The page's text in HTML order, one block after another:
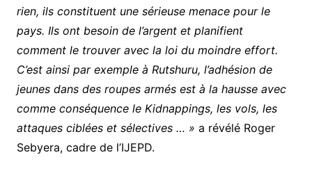
rien, ils constituent une sérieuse menace pour le
pays. Ils ont besoin de l’argent et planifient
comment le trouver avec la loi du moindre effort.
C’est ainsi par exemple à Rutshuru, l’adhésion de
jeunes dans des roupes armés est à la hausse avec
comme conséquence le Kidnappings, les vols, les
attaques ciblées et sélectives … » a révélé Roger
Sebyera, cadre de l’IJEPD.